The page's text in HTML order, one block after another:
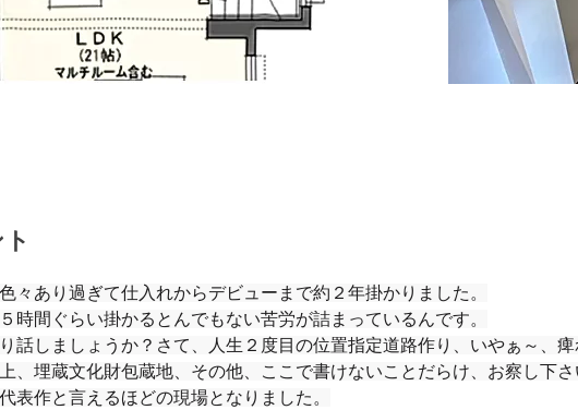
々あり過ぎて仕入れからデビューまで約２年掛かりました。
時間ぐらい掛かるとんでもない苦労が詰まっているんです。
話しましょうか？さて、人生２度目の位置指定道路作り、いやぁ～、痺
、埋蔵文化財包蔵地、その他、ここで書けないことだらけ、お察し下
表作と言えるほどの現場となりました。